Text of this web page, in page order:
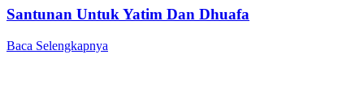
Santunan Untuk Yatim Dan Dhuafa
Baca Selengkapnya